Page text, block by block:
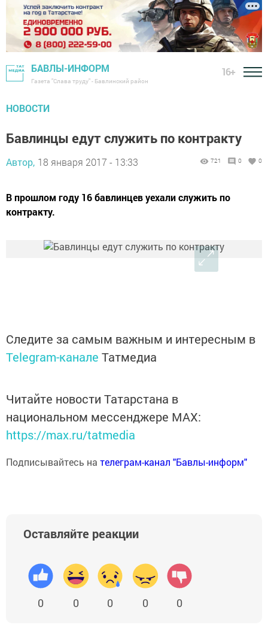
БАВЛЫ-ИНФОРМ
Газета "Слава труду" - Бавлинский район
16+
НОВОСТИ
Бавлинцы едут служить по контракту
Автор, 18 января 2017 - 13:33 721 0 0
В прошлом году 16 бавлинцев уехали служить по
контракту.
Следите за самым важным и интересным в
Telegram-канале Татмедиа
Читайте новости Татарстана в
национальном мессенджере MАХ:
https://max.ru/tatmedia
Подписывайтесь на телеграм-канал "Бавлы-информ"
Оставляйте реакции
0 0 0 0 0